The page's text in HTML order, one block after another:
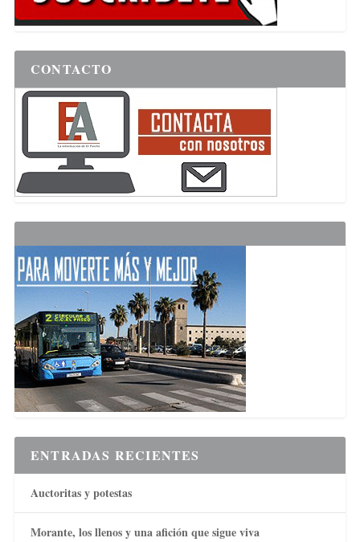
CONTACTO
ENTRADAS RECIENTES
Auctoritas y potestas
Morante, los llenos y una afición que sigue viva